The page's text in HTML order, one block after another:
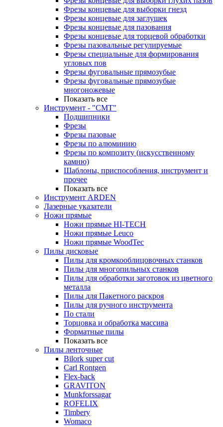
Фрезы концевые для выборки гнезд
Фрезы концевые для заглушек
Фрезы концевые для пазования
Фрезы концевые для торцевой обработки
Фрезы пазовальные регулируемые
Фрезы специальные для формирования
угловых пов
Фрезы фуговальные прямозубые
Фрезы фуговальные прямозубые
многоножевые
Показать все
Инструмент - "СМТ"
Подшипники
Фрезы
Фрезы пазовые
Фрезы по алюминию
Фрезы по композиту (искусственному
камню)
Шаблоны, приспособления, инструмент и
прочее
Показать все
Инструмент ARDEN
Лазерные указатели
Ножи прямые
Ножи прямые HI-TECH
Ножи прямые Leuco
Ножи прямые WoodTec
Пилы дисковые
Пилы для кромкооблицовочных станков
Пилы для многопильных станков
Пилы для обработки заготовок из цветного
металла
Пилы для Пакетного раскроя
Пилы для ручного инструмента
По стали
Торцовка и обработка массива
Форматные пилы
Показать все
Пилы ленточные
Bilork super cut
Carl Rontgen
Flex-back
GRAVITON
Munkforssagar
ROFELIX
Timbery
Womaco